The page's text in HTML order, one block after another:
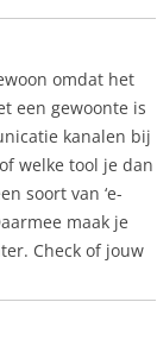
omdat het
een gewoonte is
kanalen bij
welke tool je dan
soort van ‘e-
maak je
Check of jouw